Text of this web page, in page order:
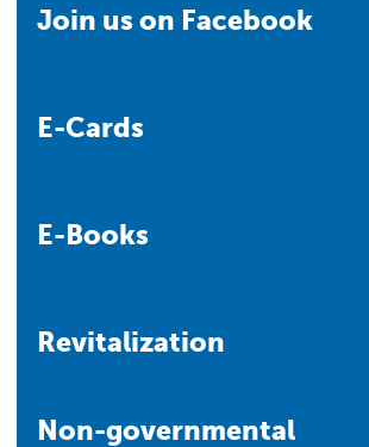
Join us on Facebook
E-Cards
E-Books
Revitalization
Non-governmental